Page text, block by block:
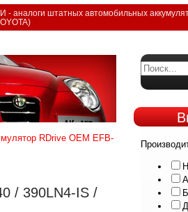
- аналоги штатных автомобильных
RDrive OEM EFB-
/ 390LN4-IS /